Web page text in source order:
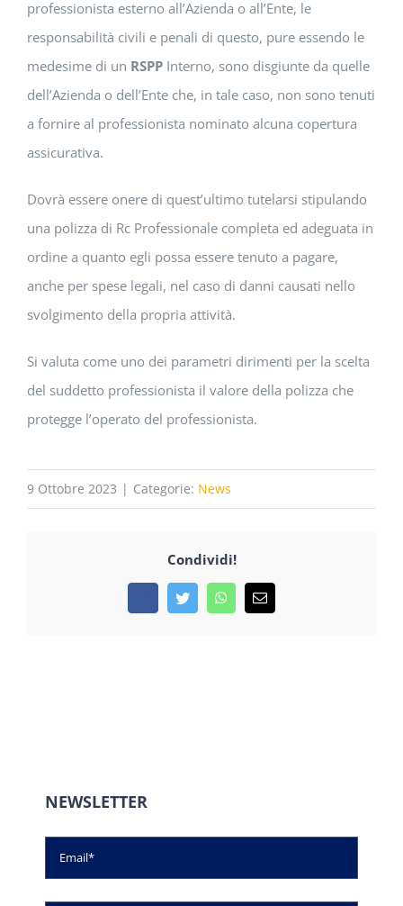
professionista esterno all’Azienda o all’Ente, le
responsabilità civili e penali di questo, pure essendo le
medesime di un RSPPInterno, sono disgiunte da quelle
dell’Azienda o dell’Ente che, in tale caso, non sono tenuti
a fornire al professionista nominato alcuna copertura
assicurativa.
Dovrà essere onere di quest’ultimo tutelarsi stipulando
una polizza di Rc Professionale completa ed adeguata in
ordine a quanto egli possa essere tenuto a pagare,
anche per spese legali, nel caso di danni causati nello
svolgimento della propria attività.
Si valuta come uno dei parametri dirimenti per la scelta
del suddetto professionista il valore della polizza che
protegge l’operato del professionista.
9 Ottobre 2023 | Categorie: News
Condividi!
FacebookTwitterWhatsApp
Email
NEWSLETTER